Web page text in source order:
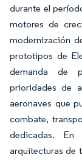
durante el
motores de
modernización
prototipos de
demanda de
prioridades de
aeronaves que
combate,
dedicadas.
arquitecturas de